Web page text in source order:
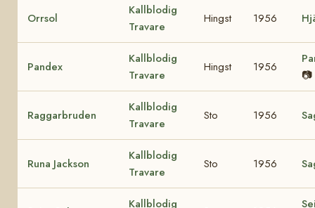
Orrsol
Kallblodig
Travare
Hingst 1956
Pandex
Kallblodig
Travare
Hingst 1956
📷
Raggarbruden
Kallblodig
Travare
Sto 1956
Runa Jackson
Kallblodig
Travare
Sto 1956
Kallblodig